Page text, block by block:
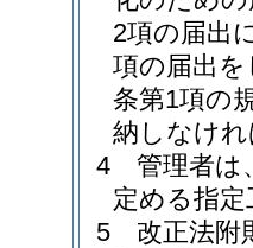
2項の届出
項の届出
条第1項の
納しなけ
4
管理者は
定める指
5
改正法附